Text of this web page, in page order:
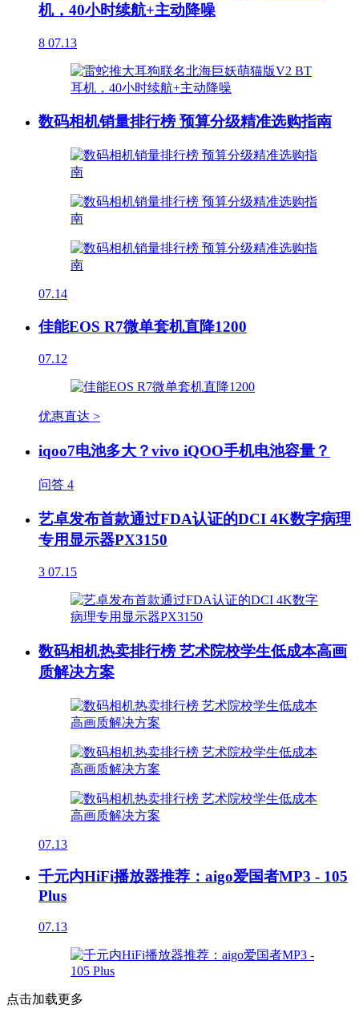
机，40小时续航+主动降噪
8 07.13
数码相机销量排行榜 预算分级精准选购指南
07.14
佳能EOS R7微单套机直降1200
07.12
优惠直达 >
iqoo7电池多大？vivo iQOO手机电池容量？
问答 4
艺卓发布首款通过FDA认证的DCI 4K数字病理
专用显示器PX3150
3 07.15
数码相机热卖排行榜 艺术院校学生低成本高画
质解决方案
07.13
千元内HiFi播放器推荐：aigo爱国者MP3 - 105
Plus
07.13
点击加载更多